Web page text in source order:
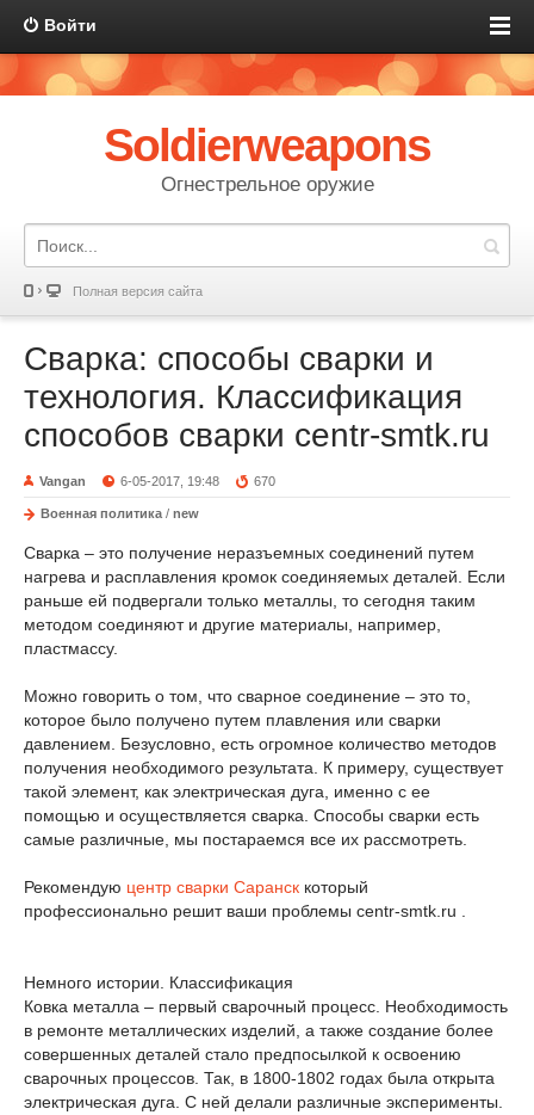
Войти
Soldierweapons
Огнестрельное оружие
Полная версия сайта
Сварка: способы сварки и
технология. Классификация
способов сварки centr-smtk.ru
Vangan 6-05-2017, 19:48 670
Военная политика / new
Сварка – это получение неразъемных соединений путем
нагрева и расплавления кромок соединяемых деталей. Если
раньше ей подвергали только металлы, то сегодня таким
методом соединяют и другие материалы, например,
пластмассу.
Можно говорить о том, что сварное соединение – это то,
которое было получено путем плавления или сварки
давлением. Безусловно, есть огромное количество методов
получения необходимого результата. К примеру, существует
такой элемент, как электрическая дуга, именно с ее
помощью и осуществляется сварка. Способы сварки есть
самые различные, мы постараемся все их рассмотреть.
Рекомендую центр сварки Саранск который
профессионально решит ваши проблемы centr-smtk.ru .
Немного истории. Классификация
Ковка металла – первый сварочный процесс. Необходимость
в ремонте металлических изделий, а также создание более
совершенных деталей стало предпосылкой к освоению
сварочных процессов. Так, в 1800-1802 годах была открыта
электрическая дуга. С ней делали различные эксперименты.